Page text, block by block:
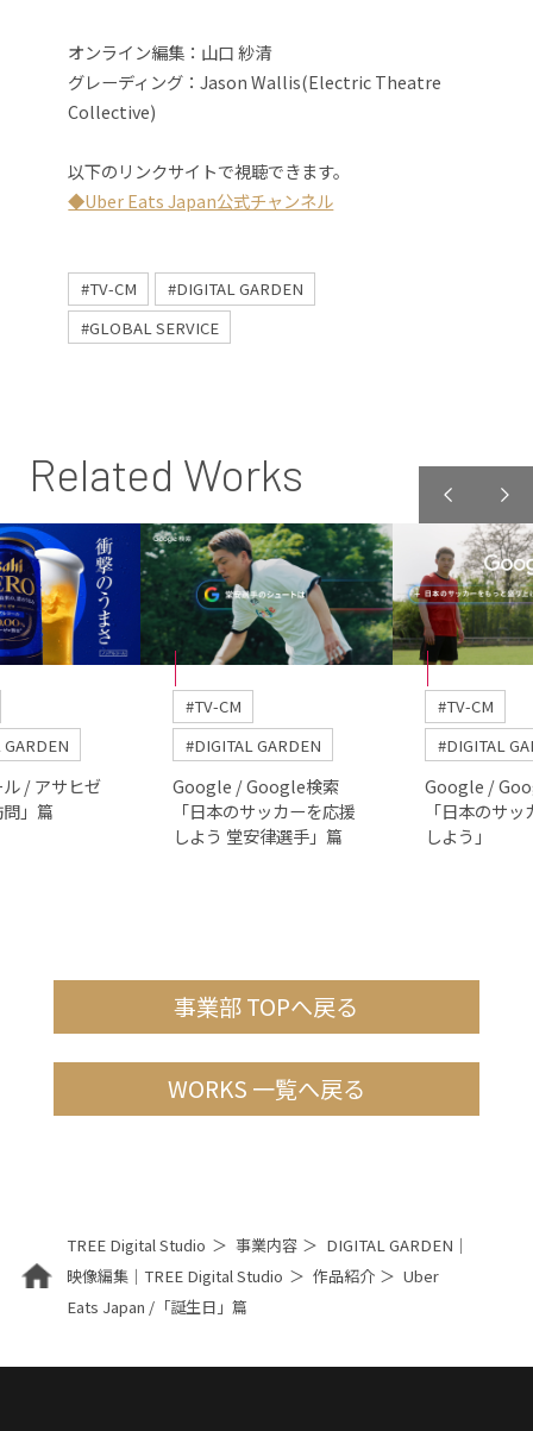
オンライン編集：山口 紗清
グレーディング：Jason Wallis(Electric Theatre
Collective)
以下のリンクサイトで視聴できます。
◆Uber Eats Japan公式チャンネル
#TV-CM
#DIGITAL GARDEN
#GLOBAL SERVICE
Related Works
/ アサヒゼ
」篇
#TV-CM
#DIGITAL GARDEN
Google / Google検索
「日本のサッカーを応援
しよう 堂安律選手」篇
#TV-CM
#DIGITAL
Google /
「日本のサ
しよう」
事業部 TOPへ戻る
WORKS 一覧へ戻る
TREE Digital Studio 事業内容
DIGITAL GARDEN｜
映像編集｜TREE Digital Studio
作品紹介
Uber
Eats Japan /「誕生日」篇